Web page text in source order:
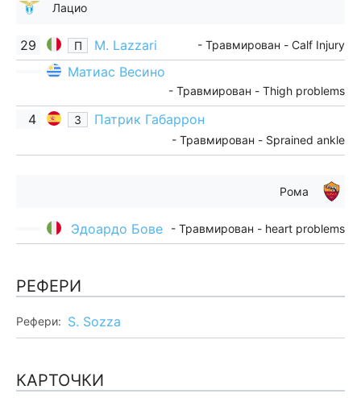
Лацио
29 П M. Lazzari - Травмирован - Calf Injury
Матиас Весино
- Травмирован - Thigh problems
4 З Патрик Габаррон
- Травмирован - Sprained ankle
Рома
Эдоардо Бове - Травмирован - heart problems
РЕФЕРИ
Рефери: S. Sozza
КАРТОЧКИ